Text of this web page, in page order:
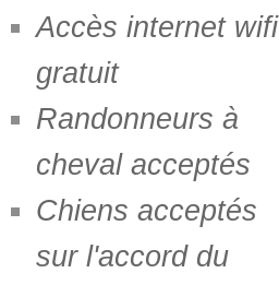
Accès internet wifi
gratuit
Randonneurs à
cheval acceptés
Chiens acceptés
sur l'accord du